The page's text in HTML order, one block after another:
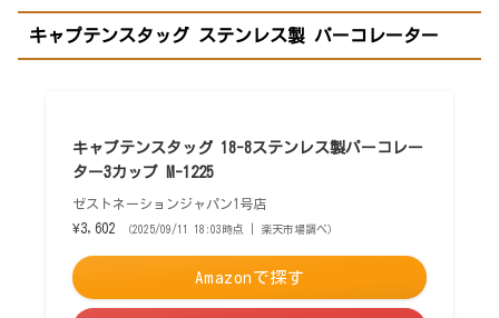
キャプテンスタッグ ステンレス製 パーコレーター
キャプテンスタッグ 18-8ステンレス製パーコレー
ター3カップ M-1225
ゼストネーションジャパン1号店
¥3,602
（2025/09/11 18:03時点 | 楽天市場調べ）
Amazonで探す